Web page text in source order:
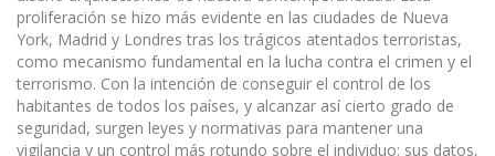
proliferación se hizo más evidente en las ciudades de Nueva
York, Madrid y Londres tras los trágicos atentados terroristas,
como mecanismo fundamental en la lucha contra el crimen y el
terrorismo. Con la intención de conseguir el control de los
habitantes de todos los países, y alcanzar así cierto grado de
seguridad, surgen leyes y normativas para mantener una
vigilancia y un control más rotundo sobre el individuo: sus datos,